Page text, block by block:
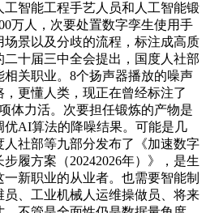
智能工程手艺人员和人工智能锻
万人，次要处置数字孪生使用手
景以及分歧的流程，标注成高质
十届三中全会提出，国度人社部
关职业。8个扬声器播放的噪声
更懂人类，现正在曾经标注了
体力活。次要担任锻炼的产物是
AI算法的降噪结果。可能是几
社部等九部分发布了《加速数字
履方案（20242026年）》，是生
新职业的从业者。也需要智能制
、工业机械人运维操做员、将来